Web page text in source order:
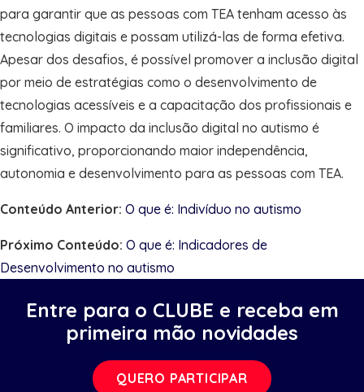
para garantir que as pessoas com TEA tenham acesso às
tecnologias digitais e possam utilizá-las de forma efetiva.
Apesar dos desafios, é possível promover a inclusão digital
por meio de estratégias como o desenvolvimento de
tecnologias acessíveis e a capacitação dos profissionais e
familiares. O impacto da inclusão digital no autismo é
significativo, proporcionando maior independência,
autonomia e desenvolvimento para as pessoas com TEA.
Conteúdo Anterior: O que é: Indivíduo no autismo
Próximo Conteúdo: O que é: Indicadores de
Desenvolvimento no autismo
Entre para o CLUBE e receba em
primeira mão novidades
QUERO PARTICIPAR